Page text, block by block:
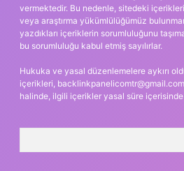
vermektedir. Bu nedenle, sitedeki
veya araştırma yükümlülüğümüz
yazdıkları içeriklerin sorumluluğunu
bu sorumluluğu kabul etmiş sayılırlar.
Hukuka ve yasal düzenlemelere aykırı
içerikleri, backlinkpanelicomtr@gmail.com
halinde, ilgili içerikler yasal süre içerisinde